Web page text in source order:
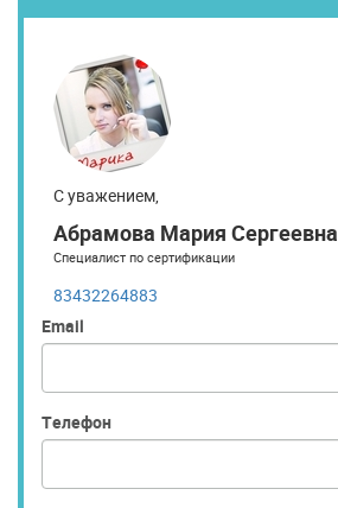
С уважением,
Абрамова Мария Сергеевна
Специалист по сертификации
83432264883
Email
Телефон